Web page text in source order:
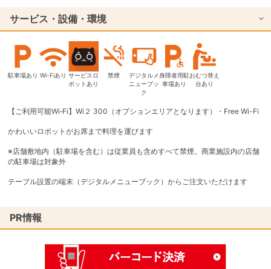
サービス・設備・環境
駐車場あり Wi-Fiあり サービスロ
ボットあり
禁煙
デジタルメ
ニューブッ
ク
身障者用駐
車場あり
おむつ替え
台あり
【ご利用可能Wi‐Fi】Wi２ 300（オプションエリアとなります）・Free Wi-Fi
かわいいロボットがお席まで料理を運びます
※店舗敷地内（駐車場を含む）は従業員も含めすべて禁煙。商業施設内の店舗
の駐車場は対象外
テーブル設置の端末（デジタルメニューブック）からご注文いただけます
PR情報